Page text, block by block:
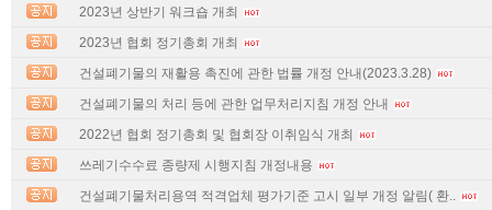
2023년 상반기 워크숍 개최
2023년 협회 정기총회 개최
건설폐기물의 재활용 촉진에 관한 법률 개정 안내(2023.3.28)
건설폐기물의 처리 등에 관한 업무처리지침 개정 안내
2022년 협회 정기총회 및 협회장 이취임식 개최
쓰레기수수료 종량제 시행지침 개정내용
건설폐기물처리용역 적격업체 평가기준 고시 일부 개정 알림( 환..